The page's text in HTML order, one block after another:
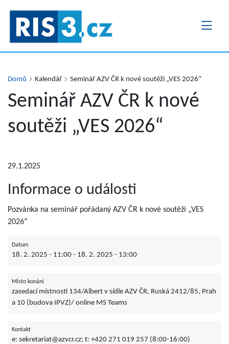
hlavnímu
obsahu
Domů Kalendář Seminář AZV ČR k nové soutěži „VES 2026“
Seminář AZV ČR k nové
soutěži „VES 2026“
29.1.2025
Informace o události
Pozvánka na seminář pořádaný AZV ČR k nové soutěži „VES
2026“
Datum
18. 2. 2025 - 11:00 - 18. 2. 2025 - 13:00
Místo konání
zasedací místnosti 134/Albert v sídle AZV ČR, Ruská 2412/85, Prah
a 10 (budova IPVZ)/ online MS Teams
Kontakt
e: sekretariat@azvcr.cz; t: +420 271 019 257 (8:00-16:00)